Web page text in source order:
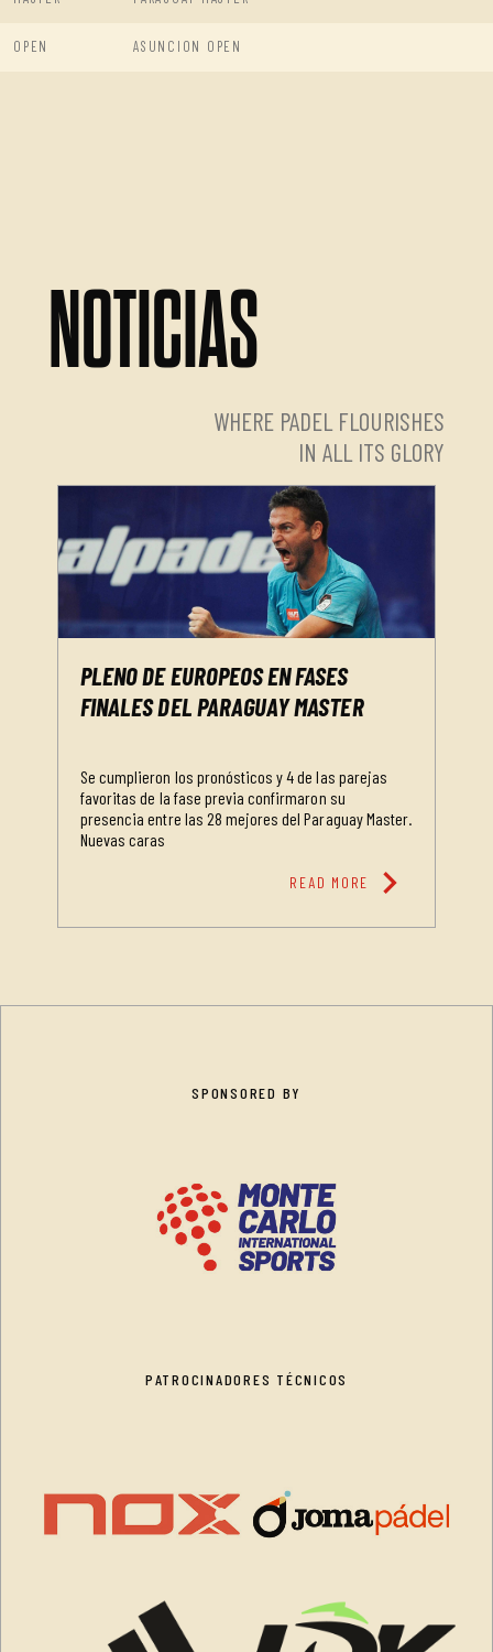
OPEN ASUNCION OPEN
NOTICIAS
WHERE PADEL FLOURISHES
IN ALL ITS GLORY
PLENO DE EUROPEOS EN FASES
FINALES DEL PARAGUAY MASTER
Se cumplieron los pronósticos y 4 de las parejas
favoritas de la fase previa confirmaron su
presencia entre las 28 mejores del Paraguay Master.
Nuevas caras
READ MORE chevron_right
SPONSORED BY
PATROCINADORES TÉCNICOS